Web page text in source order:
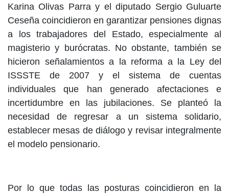
Karina Olivas Parra y el diputado Sergio Guluarte
Ceseña coincidieron en garantizar pensiones dignas
a los trabajadores del Estado, especialmente al
magisterio y burócratas. No obstante, también se
hicieron señalamientos a la reforma a la Ley del
ISSSTE de 2007 y el sistema de cuentas
individuales que han generado afectaciones e
incertidumbre en las jubilaciones. Se planteó la
necesidad de regresar a un sistema solidario,
establecer mesas de diálogo y revisar integralmente
el modelo pensionario.
Por lo que todas las posturas coincidieron en la